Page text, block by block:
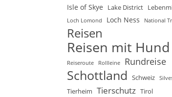
Isle of Skye Lake District
Loch Lomond Loch Ness National
Reisen
Reisen mit Hund
Reiseroute Rollleine Rundreise
Schottland Schweiz
Tierheim Tierschutz Tirol